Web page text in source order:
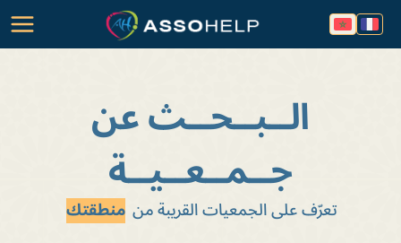
الــبــحــث عن
جــمــعــيــة
تعرّف على الجمعيات القريبة من منطقتك